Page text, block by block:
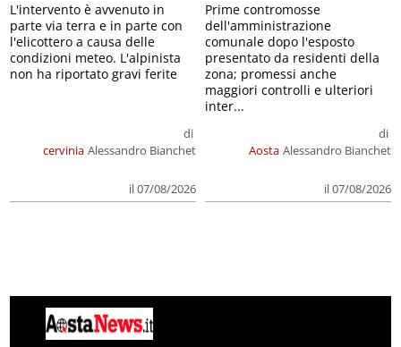
cervinia
di
Alessandro Bianchet
il 07/08/2026
L'intervento è avvenuto in
parte via terra e in parte con
l'elicottero a causa delle
condizioni meteo. L'alpinista
non ha riportato gravi ferite
Aosta
di
Alessandro Bianchet
il 07/08/2026
Prime contromosse
dell'amministrazione
comunale dopo l'esposto
presentato da residenti della
zona; promessi anche
maggiori controlli e ulteriori
inter...